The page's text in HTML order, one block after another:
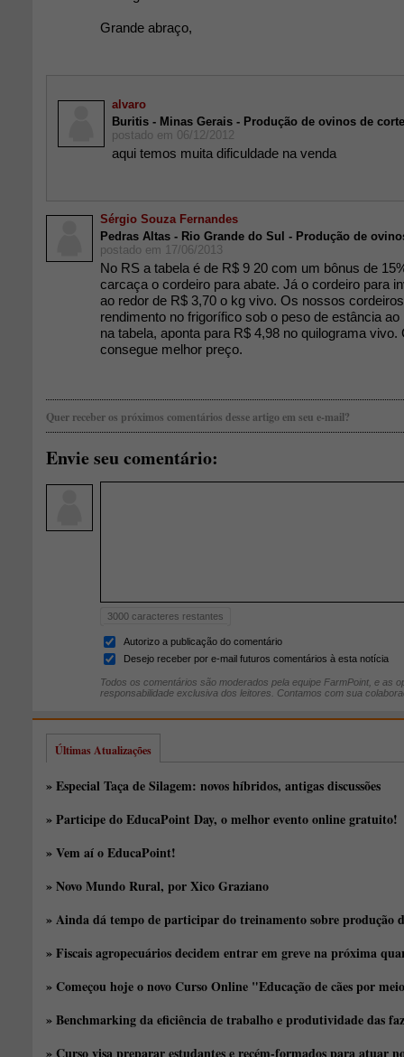
Grande abraço,
alvaro
Buritis - Minas Gerais - Produção de ovinos de corte
postado em 06/12/2012
aqui temos muita dificuldade na venda
Sérgio Souza Fernandes
Pedras Altas - Rio Grande do Sul - Produção de
postado em 17/06/2013
No RS a tabela é de R$ 9 20 com um bônus de
carcaça o cordeiro para abate. Já o cordeiro para
ao redor de R$ 3,70 o kg vivo. Os nossos
rendimento no frigorífico sob o peso de estância ao
na tabela, aponta para R$ 4,98 no quilograma vivo.
consegue melhor preço.
Quer receber os próximos comentários desse artigo em seu e-mail?
Envie seu comentário:
3000 caracteres restantes
Autorizo a publicação do comentário
Desejo receber por e-mail futuros comentários à esta notícia
Todos os comentários são moderados pela equipe FarmPoint, e as
responsabilidade exclusiva dos leitores. Contamos com sua
Últimas Atualizações
» Especial Taça de Silagem: novos híbridos, antigas discussões
» Participe do EducaPoint Day, o melhor evento online gratuito!
» Vem aí o EducaPoint!
» Novo Mundo Rural, por Xico Graziano
» Ainda dá tempo de participar do treinamento sobre produção
» Fiscais agropecuários decidem entrar em greve na próxima
» Começou hoje o novo Curso Online "Educação de cães por
» Benchmarking da eficiência de trabalho e produtividade das
» Curso visa preparar estudantes e recém-formados para atuar